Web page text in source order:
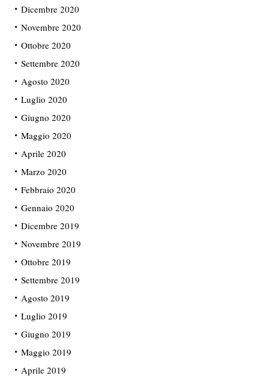
Dicembre 2020
Novembre 2020
Ottobre 2020
Settembre 2020
Agosto 2020
Luglio 2020
Giugno 2020
Maggio 2020
Aprile 2020
Marzo 2020
Febbraio 2020
Gennaio 2020
Dicembre 2019
Novembre 2019
Ottobre 2019
Settembre 2019
Agosto 2019
Luglio 2019
Giugno 2019
Maggio 2019
Aprile 2019